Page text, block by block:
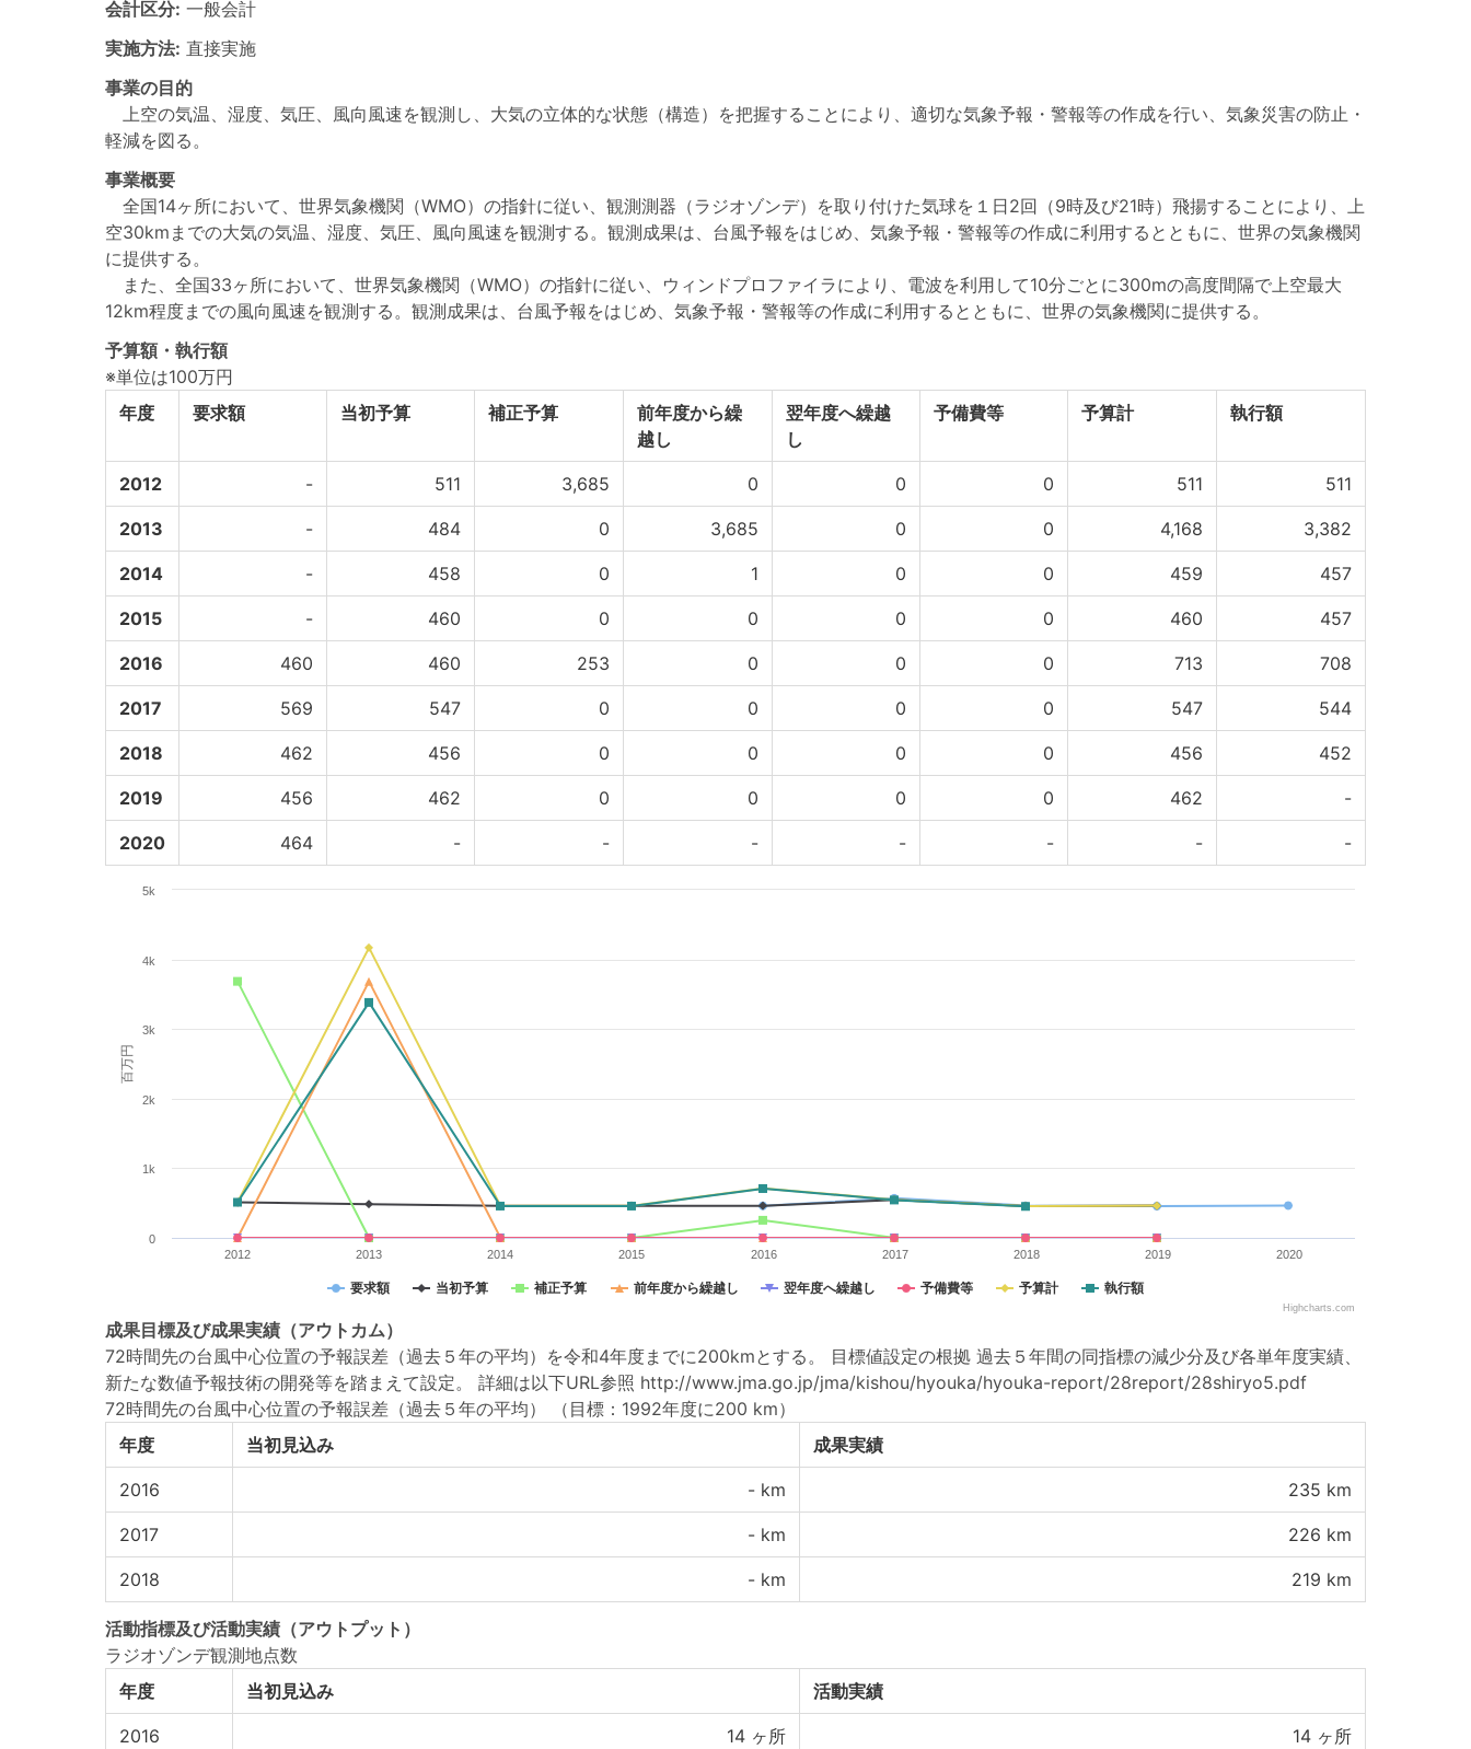
会計区分: 一般会計
実施方法: 直接実施
事業の目的
上空の気温、湿度、気圧、風向風速を観測し、大気の立体的な状態（構造）を把握することにより、適切な気象予報・警報等の作成を行い、気象災害の防止・
軽減を図る。
事業概要
全国14ヶ所において、世界気象機関（WMO）の指針に従い、観測測器（ラジオゾンデ）を取り付けた気球を１日2回（9時及び21時）飛揚することにより、上
空30kmまでの大気の気温、湿度、気圧、風向風速を観測する。観測成果は、台風予報をはじめ、気象予報・警報等の作成に利用するとともに、世界の気象機関
に提供する。
また、全国33ヶ所において、世界気象機関（WMO）の指針に従い、ウィンドプロファイラにより、電波を利用して10分ごとに300mの高度間隔で上空最大
12km程度までの風向風速を観測する。観測成果は、台風予報をはじめ、気象予報・警報等の作成に利用するとともに、世界の気象機関に提供する。
予算額・執行額
※単位は100万円
年度
要求額 当初予算 補正予算
前年度から繰
越し
翌年度へ繰越
し
予備費等 予算計 執行額
2012 - 511 3,685 0 0 0 511 511
2013 - 484 0 3,685 0 0 4,168 3,382
2014 - 458 0 1 0 0 459 457
2015 - 460 0 0 0 0 460 457
2016 460 460 253 0 0 0 713 708
2017 569 547 0 0 0 0 547 544
2018 462 456 0 0 0 0 456 452
2019 456 462 0 0 0 0 462 -
2020 464 - - - - - - -
百万円
要求額 当初予算 補正予算 前年度から繰越し 翌年度へ繰越し 予備費等 予算計 執行額
2012 2013 2014 2015 2016 2017 2018 2019 2020
0
1k
2k
3k
4k
5k
Highcharts.com
成果目標及び成果実績 （アウトカム）
72時間先の台風中心位置の予報誤差（過去５年の平均）を令和4年度までに200kmとする。 目標値設定の根拠 過去５年間の同指標の減少分及び各単年度実績、
新たな数値予報技術の開発等を踏まえて設定。 詳細は以下URL参照 http://www.jma.go.jp/jma/kishou/hyouka/hyouka-report/28report/28shiryo5.pdf
72時間先の台風中心位置の予報誤差（過去５年の平均）
（目標：1992年度に200 km）
年度
当初見込み 成果実績
2016 - km 235 km
2017 - km 226 km
2018 - km 219 km
活動指標及び活動実績 （アウトプット）
ラジオゾンデ観測地点数
年度
当初見込み 活動実績
2016 14 ヶ所 14 ヶ所